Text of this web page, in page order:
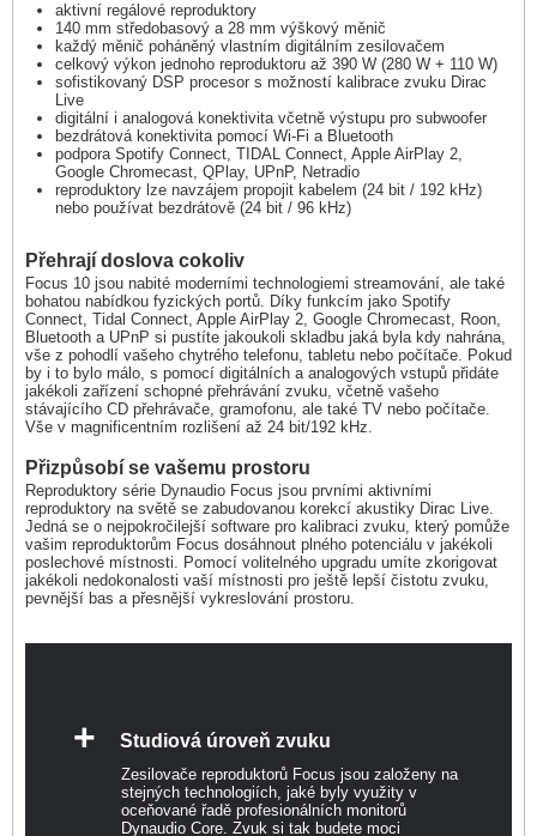
aktivní regálové reproduktory
140 mm středobasový a 28 mm výškový měnič
každý měnič poháněný vlastním digitálním zesilovačem
celkový výkon jednoho reproduktoru až 390 W (280 W + 110 W)
sofistikovaný DSP procesor s možností kalibrace zvuku Dirac
Live
digitální i analogová konektivita včetně výstupu pro subwoofer
bezdrátová konektivita pomocí Wi-Fi a Bluetooth
podpora Spotify Connect, TIDAL Connect, Apple AirPlay 2,
Google Chromecast, QPlay, UPnP, Netradio
reproduktory lze navzájem propojit kabelem (24 bit / 192 kHz)
nebo používat bezdrátově (24 bit / 96 kHz)
Přehrají doslova cokoliv
Focus 10 jsou nabité moderními technologiemi streamování, ale také
bohatou nabídkou fyzických portů. Díky funkcím jako Spotify
Connect, Tidal Connect, Apple AirPlay 2, Google Chromecast, Roon,
Bluetooth a UPnP si pustíte jakoukoli skladbu jaká byla kdy nahrána,
vše z pohodlí vašeho chytrého telefonu, tabletu nebo počítače. Pokud
by i to bylo málo, s pomocí digitálních a analogových vstupů přidáte
jakékoli zařízení schopné přehrávání zvuku, včetně vašeho
stávajícího CD přehrávače, gramofonu, ale také TV nebo počítače.
Vše v magnificentním rozlišení až 24 bit/192 kHz.
Přizpůsobí se vašemu prostoru
Reproduktory série Dynaudio Focus jsou prvními aktivními
reproduktory na světě se zabudovanou korekcí akustiky Dirac Live.
Jedná se o nejpokročilejší software pro kalibraci zvuku, který pomůže
vašim reproduktorům Focus dosáhnout plného potenciálu v jakékoli
poslechové místnosti. Pomocí volitelného upgradu umíte zkorigovat
jakékoli nedokonalosti vaší místnosti pro ještě lepší čistotu zvuku,
pevnější bas a přesnější vykreslování prostoru.
+ Studiová úroveň zvuku
Zesilovače reproduktorů Focus jsou založeny na
stejných technologiích, jaké byly využity v
oceňované řadě profesionálních monitorů
Dynaudio Core. Zvuk si tak budete moci